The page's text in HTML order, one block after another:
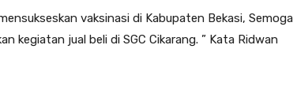
vaksinasi di Kabupaten Bekasi, Semoga
kegiatan jual beli di SGC Cikarang. ” Kata Ridwan